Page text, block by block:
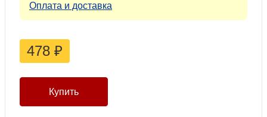
Оплата и доставка
478 ₽